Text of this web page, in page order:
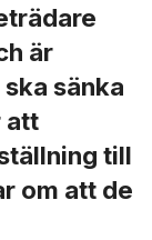
är
sänka
att
till
om att de